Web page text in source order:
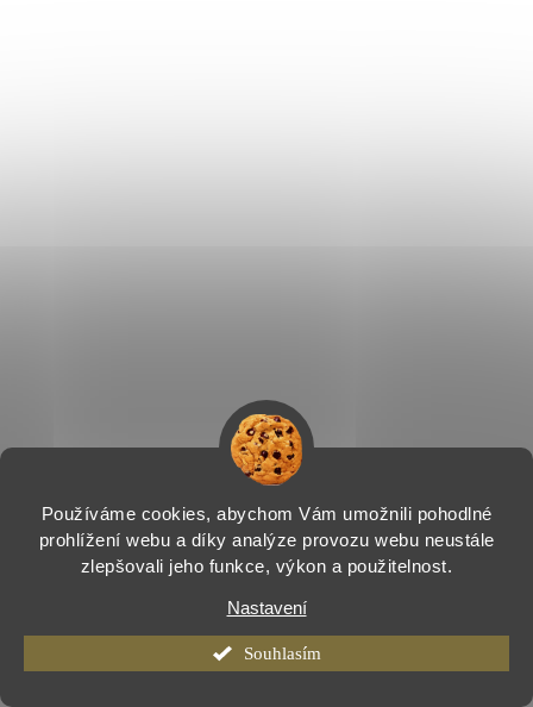
Používáme cookies, abychom Vám umožnili pohodlné
prohlížení webu a díky analýze provozu webu neustále
zlepšovali jeho funkce, výkon a použitelnost.
Nastavení
Souhlasím